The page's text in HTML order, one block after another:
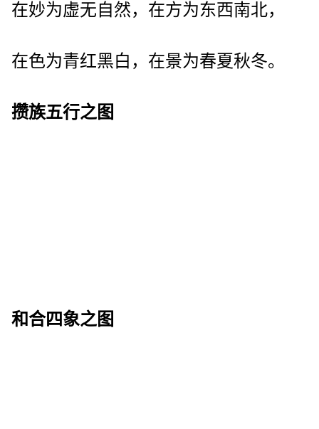
在妙为虚无自然，在方为东西南北，
在色为青红黑白，在景为春夏秋冬。
攒族五行之图
和合四象之图